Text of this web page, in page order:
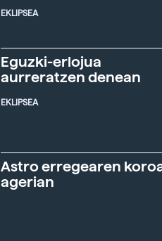
EKLIPSEA
Eguzki-erlojua
aurreratzen denean
EKLIPSEA
Astro erregearen
agerian